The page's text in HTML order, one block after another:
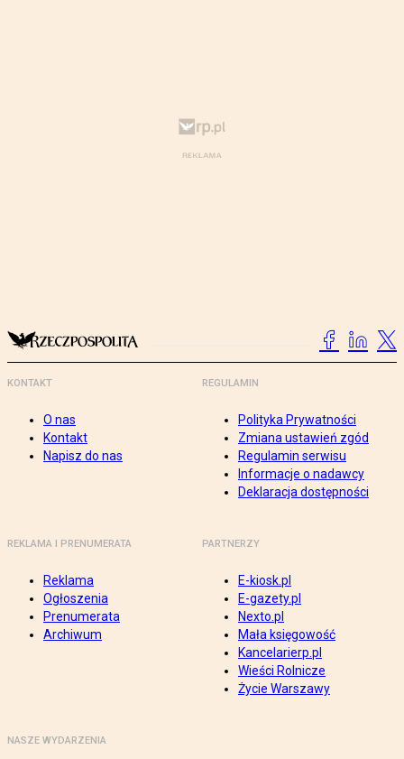
KONTAKT
O nas
Kontakt
Napisz do nas
REGULAMIN
Polityka Prywatności
Zmiana ustawień zgód
Regulamin serwisu
Informacje o nadawcy
Deklaracja dostępności
REKLAMA I PRENUMERATA
Reklama
Ogłoszenia
Prenumerata
Archiwum
PARTNERZY
E-kiosk.pl
E-gazety.pl
Nexto.pl
Mała księgowość
Kancelarierp.pl
Wieści Rolnicze
Życie Warszawy
NASZE WYDARZENIA